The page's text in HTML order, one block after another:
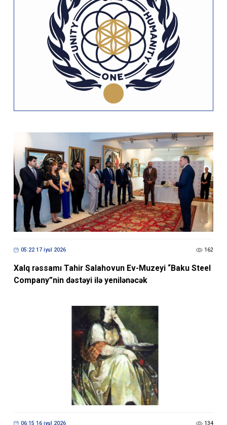
05:22 17 iyul 2026 162
Xalq rəssamı Tahir Salahovun Ev-Muzeyi “Baku Steel
Company”nin dəstəyi ilə yenilənəcək
06:15 16 iyul 2026 134